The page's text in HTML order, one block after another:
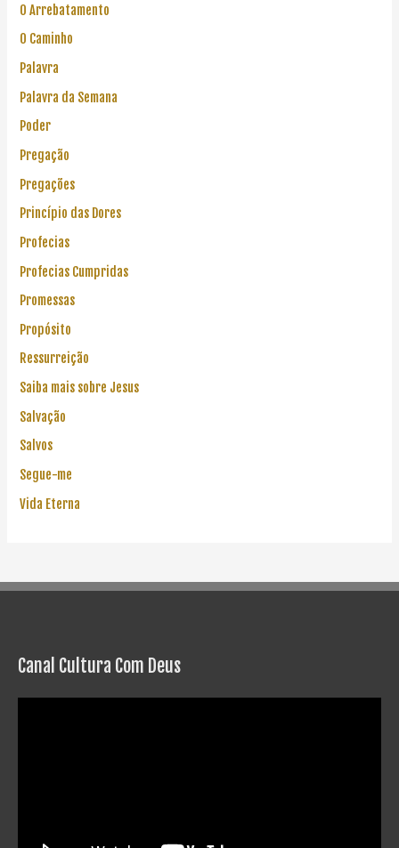
O Arrebatamento
O Caminho
Palavra
Palavra da Semana
Poder
Pregação
Pregações
Princípio das Dores
Profecias
Profecias Cumpridas
Promessas
Propósito
Ressurreição
Saiba mais sobre Jesus
Salvação
Salvos
Segue-me
Vida Eterna
Canal Cultura Com Deus